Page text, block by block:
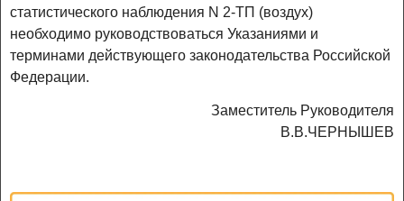
статистического наблюдения N 2-ТП (воздух)
необходимо руководствоваться Указаниями и
терминами действующего законодательства Российской
Федерации.
Заместитель Руководителя
В.В.ЧЕРНЫШЕВ